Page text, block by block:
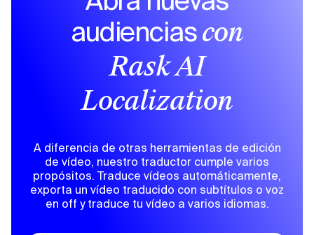
audiencias con
Rask AI
Localization
A diferencia de otras herramientas de edición
de vídeo, nuestro traductor cumple varios
propósitos. Traduce vídeos automáticamente,
exporta un vídeo traducido con subtítulos o voz
en off y traduce tu vídeo a varios idiomas.